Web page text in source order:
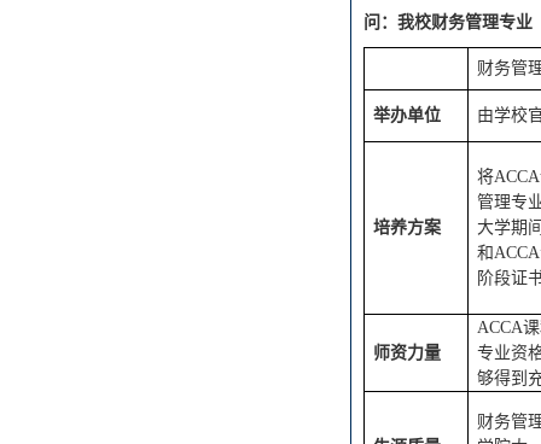
问：我校财务管理专业
财务管
举办单位 由学校
培养方案
将
管理专
大学期
和
阶段证
师资力量
ACCA
专业资
够得到
财务管